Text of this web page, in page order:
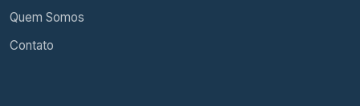
Quem Somos
Contato